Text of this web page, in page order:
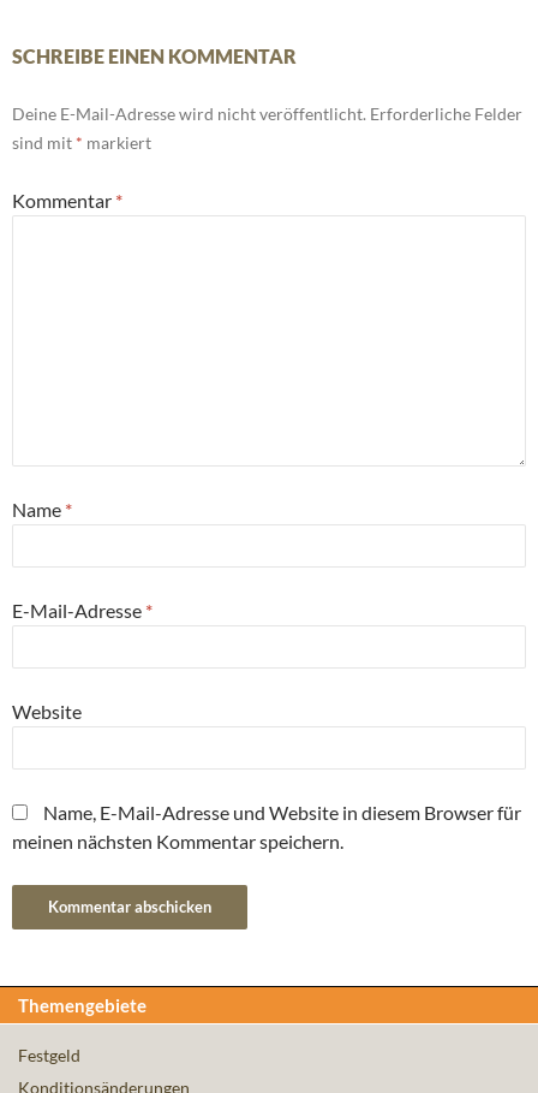
SCHREIBE EINEN KOMMENTAR
Deine E-Mail-Adresse wird nicht veröffentlicht. Erforderliche Felder
sind mit * markiert
Kommentar *
Name *
E-Mail-Adresse *
Website
Name, E-Mail-Adresse und Website in diesem Browser für
meinen nächsten Kommentar speichern.
Themengebiete
Festgeld
Konditionsänderungen